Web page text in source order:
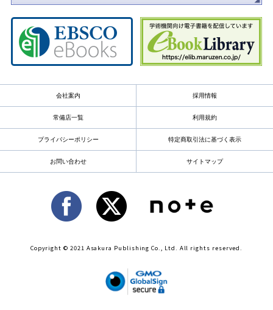
会社案内 採用情報
常備店一覧 利用規約
プライバシーポリシー 特定商取引法に基づく表示
お問い合わせ サイトマップ
Copyright © 2021 Asakura Publishing Co., Ltd. All rights reserved.